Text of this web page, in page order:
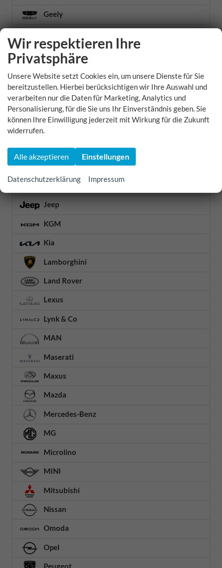
Geely
GWM
Hyundai
Infiniti
Isuzu
Iveco
Jaecoo
Jeep
KGM
Kia
Lamborghini
Land Rover
Lexus
Lynk & Co
MAN
Maserati
Maxus
Mazda
Mercedes-Benz
MG
Microlino
MINI
Mitsubishi
Nissan
Omoda
Opel
Peugeot
Wir respektieren Ihre
Privatsphäre
Unsere Website setzt Cookies ein, um unsere Dienste für Sie
bereitzustellen. Hierbei berücksichtigen wir Ihre Auswahl und
verarbeiten nur die Daten für Marketing, Analytics und
Personalisierung, für die Sie uns Ihr Einverständnis geben. Sie
können Ihre Einwilligung jederzeit mit Wirkung für die Zukunft
widerrufen.
Alle akzeptieren Einstellungen
Datenschutzerklärung Impressum